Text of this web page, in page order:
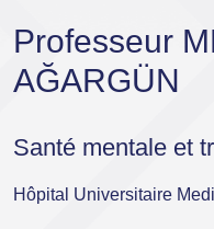
Professeur
AĞARGÜN
Santé mentale et
Hôpital Universitaire